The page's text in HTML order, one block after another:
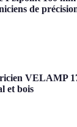
de
VELAMP
et bois